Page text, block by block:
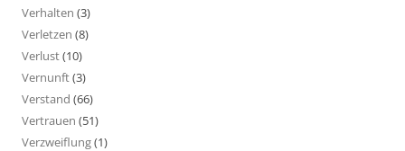
Verhalten (3)
Verletzen (8)
Verlust(10)
Vernunft(3)
Verstand (66)
Vertrauen (51)
Verzweiflung(1)